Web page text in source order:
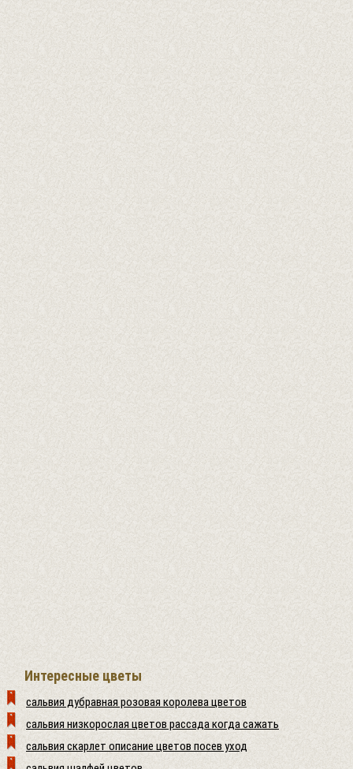
Интересные цветы
сальвия дубравная розовая королева цветов
сальвия низкорослая цветов рассада когда сажать
сальвия скарлет описание цветов посев уход